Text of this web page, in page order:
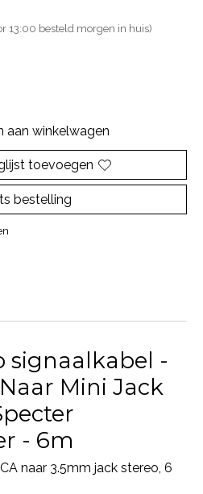
13:00 besteld morgen in huis)
aan winkelwagen
toevoegen
bestelling
signaalkabel -
Mini Jack
- 6m
naar 3.5mm jack stereo, 6